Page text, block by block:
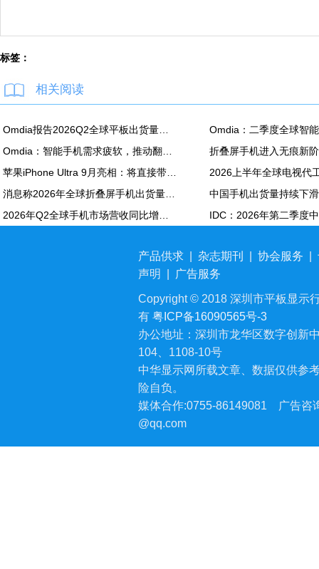
标签：
相关阅读
产品供求 杂志期刊 协会服务
声明
广告服务
Copyright © 2018 深圳市平板显示
有 粤ICP备16090565号-3
办公地址：深圳市龙华区数字创新
104、1108-10号
中华显示网所载文章、数据仅供参
险自负。
媒体合作:0755-86149081
广告咨
@qq.com